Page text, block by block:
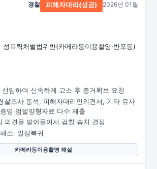
성폭력처벌법위반(카메라등이용촬영·반포등)
경찰 피해자대리(성공) 2026년 01월
임하여 신속하게 고소 후 증거확보 요청
찰조사 동석, 피해자대리인의견서, 기타 유사
명·엄벌양형자료 다수 제출
의견을 받아들여서 검찰 송치 결정
소. 일상복귀
카메라등이용촬영 해설